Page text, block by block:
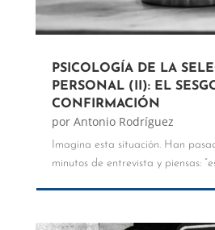
PSICOLOGÍA DE LA
PERSONAL (II): EL
CONFIRMACIÓN
por Antonio Rodríguez
Imagina esta situación. Han
minutos de entrevista y piensas: